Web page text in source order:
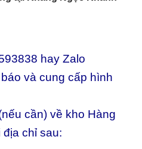
hay Zalo
và cung cấp hình
cần) về kho Hàng
chỉ sau: